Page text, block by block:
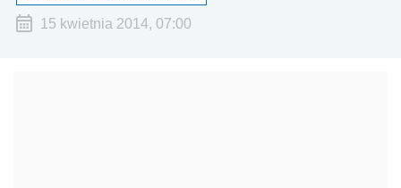
15 kwietnia 2014, 07:00